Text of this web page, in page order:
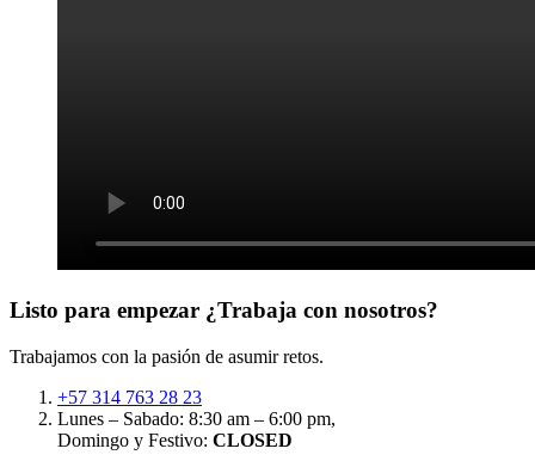
Listo para empezar ¿Trabaja con nosotros?
Trabajamos con la pasión de asumir retos.
+57 314 763 28 23
Lunes – Sabado: 8:30 am – 6:00 pm,
Domingo y Festivo: CLOSED